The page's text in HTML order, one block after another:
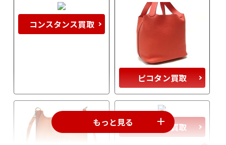
コンスタンス買取
ピコタン買取
ボリード買取
もっと見る